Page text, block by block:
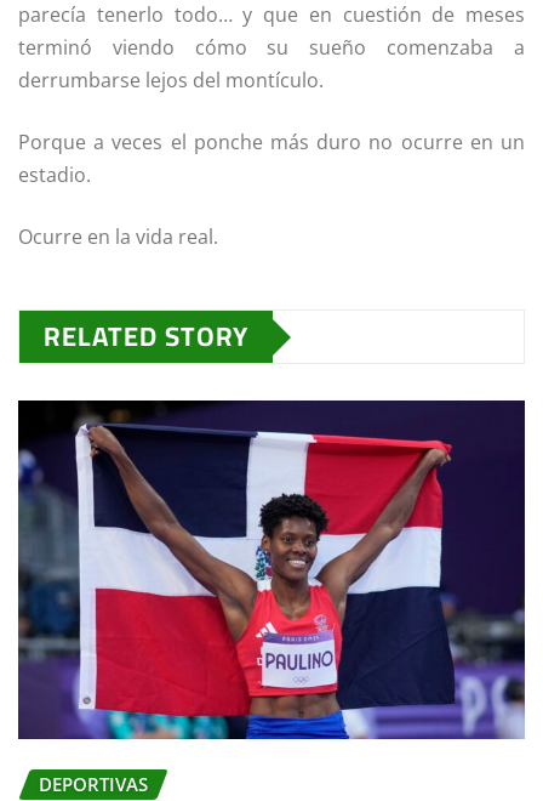
parecía tenerlo todo… y que en cuestión de meses
terminó viendo cómo su sueño comenzaba a
derrumbarse lejos del montículo.
Porque a veces el ponche más duro no ocurre en un
estadio.
Ocurre en la vida real.
RELATED STORY
DEPORTIVAS